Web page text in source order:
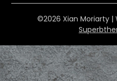
©2026 Xian Moriarty |